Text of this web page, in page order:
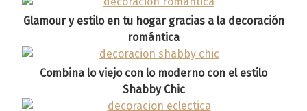
Glamour y estilo en tu hogar gracias a la decoración
romántica
Combina lo viejo con lo moderno con el estilo
Shabby Chic